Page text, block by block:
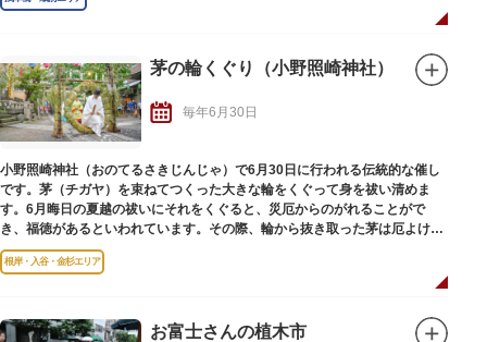
茅の輪くぐり（小野照崎神社）
毎年6月30日
小野照崎神社（おのてるさきじんじゃ）で6月30日に行われる伝統的な催し
です。茅（チガヤ）を束ねてつくった大きな輪をくぐって身を祓い清めま
す。6月晦日の夏越の祓いにそれをくぐると、災厄からのがれることがで
き、福徳があるといわれています。その際、輪から抜き取った茅は厄よけに
なるといわれています。
根岸・入谷・金杉エリア
お富士さんの植木市